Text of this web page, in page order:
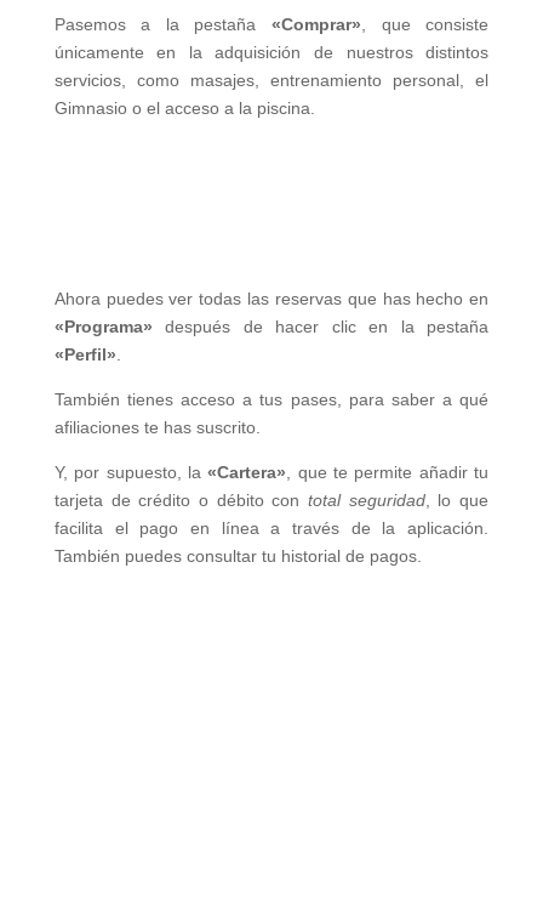
Pasemos a la pestaña«Comprar» , que consiste
únicamente en la adquisición de nuestros distintos
servicios, como masajes, entrenamiento personal, el
Gimnasio o el acceso a la piscina.
Ahora puedes ver todas las reservas que has hecho en
«Programa» después de hacer clic en la pestaña
«Perfil»
También tienes acceso a tus pases, para saber a qué
afiliaciones te has suscrito.
Y, por supuesto, la«Cartera» , que te permite añadir tu
tarjeta de crédito o débito contotal seguridad, lo que
facilita el pago en línea a través de la aplicación.
También puedes consultar tu historial de pagos.